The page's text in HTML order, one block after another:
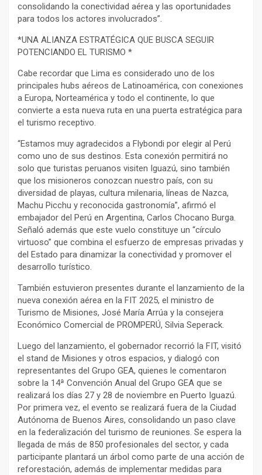
consolidando la conectividad aérea y las oportunidades
para todos los actores involucrados”.
*UNA ALIANZA ESTRATÉGICA QUE BUSCA SEGUIR
POTENCIANDO EL TURISMO *
Cabe recordar que Lima es considerado uno de los
principales hubs aéreos de Latinoamérica, con conexiones
a Europa, Norteamérica y todo el continente, lo que
convierte a esta nueva ruta en una puerta estratégica para
el turismo receptivo.
“Estamos muy agradecidos a Flybondi por elegir al Perú
como uno de sus destinos. Esta conexión permitirá no
solo que turistas peruanos visiten Iguazú, sino también
que los misioneros conozcan nuestro país, con su
diversidad de playas, cultura milenaria, líneas de Nazca,
Machu Picchu y reconocida gastronomía”, afirmó el
embajador del Perú en Argentina, Carlos Chocano Burga.
Señaló además que este vuelo constituye un “círculo
virtuoso” que combina el esfuerzo de empresas privadas y
del Estado para dinamizar la conectividad y promover el
desarrollo turístico.
También estuvieron presentes durante el lanzamiento de la
nueva conexión aérea en la FIT 2025, el ministro de
Turismo de Misiones, José María Arrúa y la consejera
Económico Comercial de PROMPERÚ, Silvia Seperack.
Luego del lanzamiento, el gobernador recorrió la FIT, visitó
el stand de Misiones y otros espacios, y dialogó con
representantes del Grupo GEA, quienes le comentaron
sobre la 14ª Convención Anual del Grupo GEA que se
realizará los días 27 y 28 de noviembre en Puerto Iguazú.
Por primera vez, el evento se realizará fuera de la Ciudad
Autónoma de Buenos Aires, consolidando un paso clave
en la federalización del turismo de reuniones. Se espera la
llegada de más de 850 profesionales del sector, y cada
participante plantará un árbol como parte de una acción de
reforestación, además de implementar medidas para